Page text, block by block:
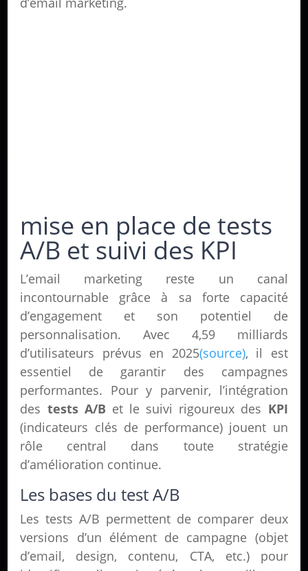
mise en place de tests
A/B et suivi des KPI
L’email marketing reste un canal
incontournable grâce à sa forte capacité
d’engagement et son potentiel de
personnalisation. Avec 4,59 milliards
d’utilisateurs prévus en 2025(source), il est
essentiel de garantir des campagnes
performantes. Pour y parvenir, l’intégration
des tests A/B et le suivi rigoureux des KPI
(indicateurs clés de performance) jouent un
rôle central dans toute stratégie
d’amélioration continue.
Les bases du test A/B
Les tests A/B permettent de comparer deux
versions d’un élément de campagne (objet
d’email, design, contenu, CTA, etc.) pour